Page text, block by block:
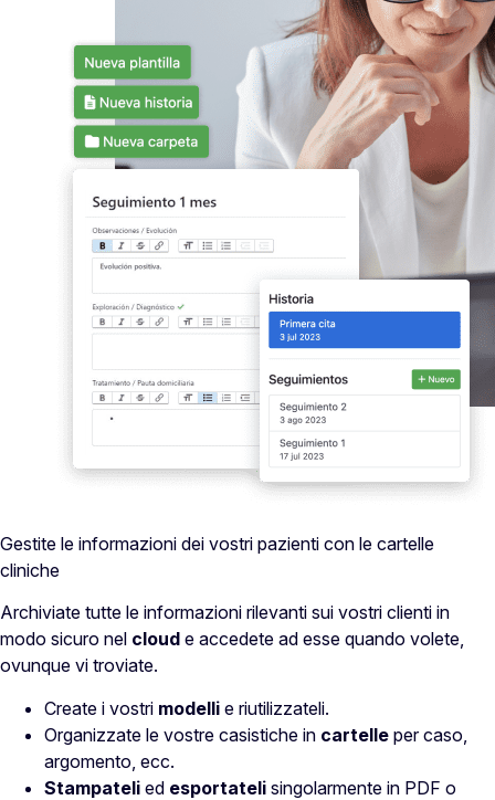
Gestite le informazioni dei vostri pazienti con le cartelle
cliniche
Archiviate tutte le informazioni rilevanti sui vostri clienti in
modo sicuro nel cloud e accedete ad esse quando volete,
ovunque vi troviate.
Create i vostri modelli e riutilizzateli.
Organizzate le vostre casistiche in cartelle per caso,
argomento, ecc.
Stampateli ed esportateli singolarmente in PDF o